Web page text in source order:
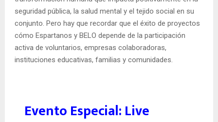
seguridad pública, la salud mental y el tejido social en su
conjunto. Pero hay que recordar que el éxito de proyectos
cómo Espartanos y BELO depende de la participación
activa de voluntarios, empresas colaboradoras,
instituciones educativas, familias y comunidades.
Evento Especial: Live